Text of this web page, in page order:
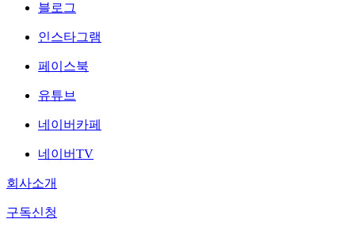
블로그
인스타그램
페이스북
유튜브
네이버카페
네이버TV
회사소개
구독신청